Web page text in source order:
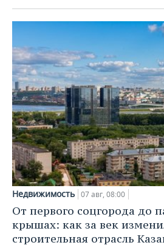
Недвижимость 07 авг, 08:00
От первого соцгорода до
крышах: как за век
строительная отрасль